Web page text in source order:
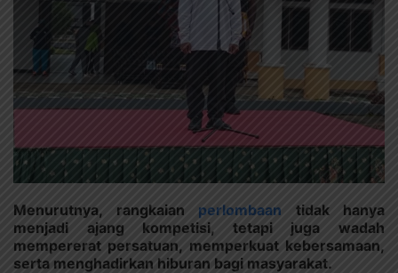
Menurutnya, rangkaian perlombaan tidak hanya
menjadi ajang kompetisi, tetapi juga wadah
mempererat persatuan, memperkuat kebersamaan,
serta menghadirkan hiburan bagi masyarakat.